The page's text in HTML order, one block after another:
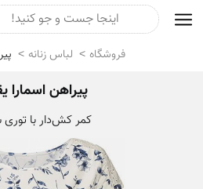
فروشگاه لباس زنانه
پیراهن اسمارا
کمر کش‌دار با توری سر شانه